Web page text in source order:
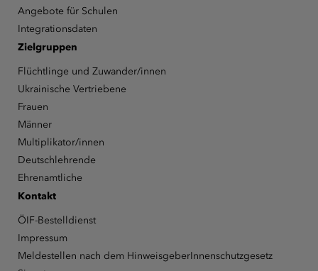
Angebote für Schulen
Integrationsdaten
Zielgruppen
Flüchtlinge und Zuwander/innen
Ukrainische Vertriebene
Frauen
Männer
Multiplikator/innen
Deutschlehrende
Ehrenamtliche
Kontakt
ÖIF-Bestelldienst
Impressum
Meldestellen nach dem HinweisgeberInnenschutzgesetz